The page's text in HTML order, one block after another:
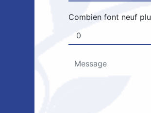
Combien font neuf